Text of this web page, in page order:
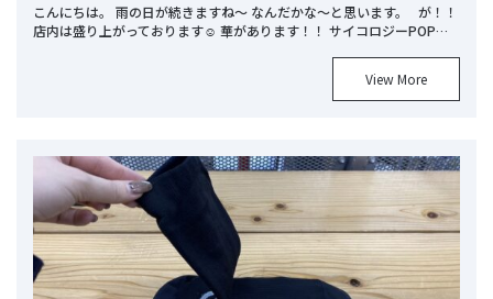
こんにちは。 雨の日が続きますね～ なんだかな～と思います。 が！！
店内は盛り上がっております☺ 華があります！！ サイコロジーPOP…
View More